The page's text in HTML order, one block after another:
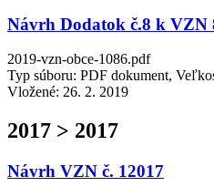
Návrh Dodatok č.8 k VZN
2019-vzn-obce-1086.pdf
Typ súboru: PDF dokument,
Vložené: 26. 2. 2019
2017 > 2017
Návrh VZN č. 12017